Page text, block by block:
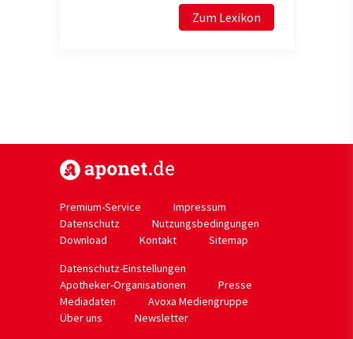
Zum Lexikon
Premium-Service
Impressum
Datenschutz
Nutzungsbedingungen
Download
Kontakt
Sitemap
Datenschutz-Einstellungen
Apotheker-Organisationen
Presse
Mediadaten
Avoxa Mediengruppe
Über uns
Newsletter